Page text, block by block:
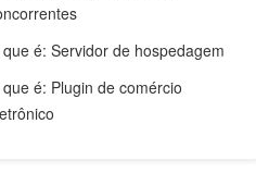
é: Servidor de hospedagem
é: Plugin de comércio